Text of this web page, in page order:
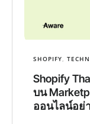
SHOPIFY,
Shopify
บน
ออนไลน์อย่